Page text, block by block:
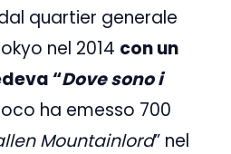
quartier generale
nel 2014 con un
“Dove sono i
ha emesso 700
Mountainlord” nel